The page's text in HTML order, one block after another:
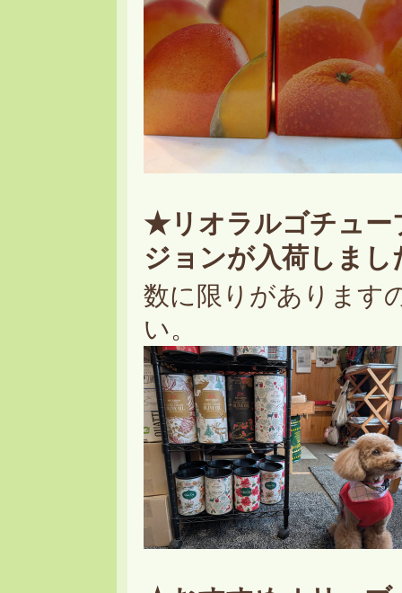
★リオラルゴチュー
ジョンが入荷しま
数に限りがあります
い。